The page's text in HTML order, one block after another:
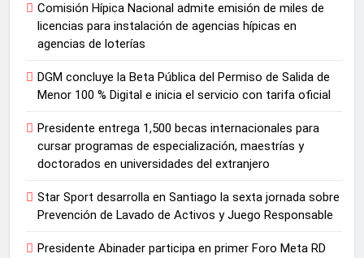
Comisión Hípica Nacional admite emisión de miles de
licencias para instalación de agencias hípicas en
agencias de loterías
DGM concluye la Beta Pública del Permiso de Salida de
Menor 100 % Digital e inicia el servicio con tarifa oficial
Presidente entrega 1,500 becas internacionales para
cursar programas de especialización, maestrías y
doctorados en universidades del extranjero
Star Sport desarrolla en Santiago la sexta jornada sobre
Prevención de Lavado de Activos y Juego Responsable
Presidente Abinader participa en primer Foro Meta RD